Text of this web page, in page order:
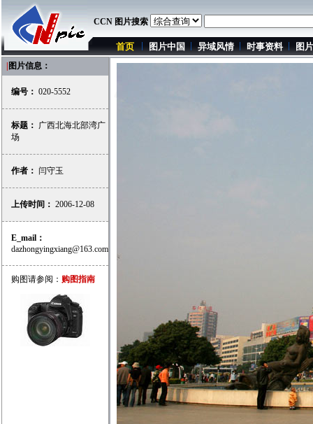
CCN 图片搜索
首页 图片中国 异域风情 时事资料 图
图片信息：
编号： 020-5552
标题： 广西北海北部湾广
场
作者： 闫守玉
上传时间： 2006-12-08
E_mail：
dazhongyingxiang@163.com
购图请参阅： 购图指南